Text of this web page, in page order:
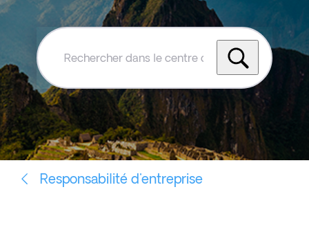
Rechercher
le
centre
d'aide
Exoticca
Responsabilité d'entreprise